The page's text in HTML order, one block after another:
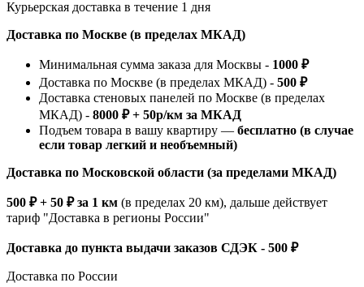
Курьерская доставка в течение 1 дня
Доставка по Москве (в пределах МКАД)
Минимальная сумма заказа для Москвы - 1000 ₽
Доставка по Москве (в пределах МКАД) - 500 ₽
Доставка стеновых панелей по Москве (в пределах
МКАД) - 8000 ₽ + 50р/км за МКАД
Подъем товара в вашу квартиру — бесплатно (в случае
если товар легкий и необъемный)
Доставка по Московской области (за пределами МКАД)
500 ₽ + 50 ₽ за 1 км (в пределах 20 км), дальше действует
тариф "Доставка в регионы России"
Доставка до пункта выдачи заказов СДЭК - 500 ₽
Доставка по России